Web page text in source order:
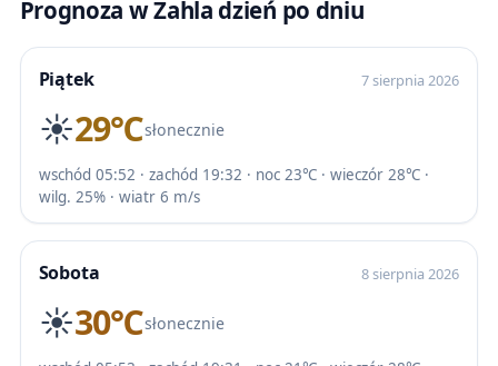
Prognoza w Zahla dzień po dniu
Piątek 7 sierpnia 2026
☀️29℃słonecznie
wschód 05:52 · zachód 19:32 · noc 23℃ · wieczór 28℃ ·
wilg. 25% · wiatr 6 m/s
Sobota 8 sierpnia 2026
☀️30℃słonecznie